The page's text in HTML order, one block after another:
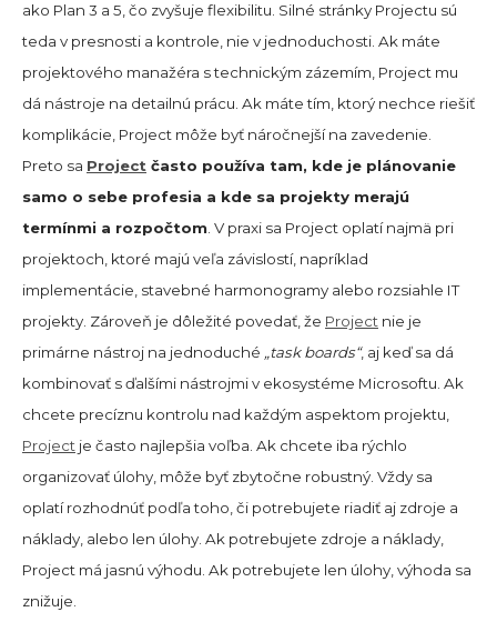
ako Plan 3 a 5, čo zvyšuje flexibilitu. Silné stránky Projectu sú
teda v presnosti a kontrole, nie v jednoduchosti. Ak máte
projektového manažéra s technickým zázemím, Project mu
dá nástroje na detailnú prácu. Ak máte tím, ktorý nechce riešiť
komplikácie, Project môže byť náročnejší na zavedenie.
Preto sa Project často používa tam, kde je plánovanie
samo o sebe profesia a kde sa projekty merajú
termínmi a rozpočtom . V praxi sa Project oplatí najmä pri
projektoch, ktoré majú veľa závislostí, napríklad
implementácie, stavebné harmonogramy alebo rozsiahle IT
projekty. Zároveň je dôležité povedať, že Project nie je
primárne nástroj na jednoduché „task boards“, aj keď sa dá
kombinovať s ďalšími nástrojmi v ekosystéme Microsoftu. Ak
chcete precíznu kontrolu nad každým aspektom projektu,
Project je často najlepšia voľba. Ak chcete iba rýchlo
organizovať úlohy, môže byť zbytočne robustný. Vždy sa
oplatí rozhodnúť podľa toho, či potrebujete riadiť aj zdroje a
náklady, alebo len úlohy. Ak potrebujete zdroje a náklady,
Project má jasnú výhodu. Ak potrebujete len úlohy, výhoda sa
znižuje.